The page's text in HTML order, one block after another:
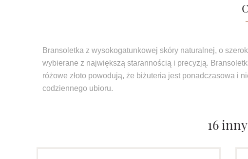
Bransoletka z wysokogatunkowej skóry naturalnej, o
wybierane z największą starannością i precyzją.
różowe złoto powodują, że biżuteria jest ponadczasowa i
codziennego ubioru.
16